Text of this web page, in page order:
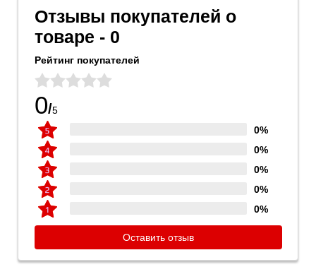
Отзывы покупателей о
товаре - 0
Рейтинг покупателей
0/5
0%
0%
0%
0%
0%
Оставить отзыв